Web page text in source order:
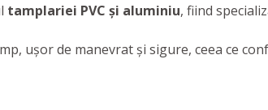
tamplariei PVC şi aluminiu, fiind
ușor de manevrat și sigure, ceea ce